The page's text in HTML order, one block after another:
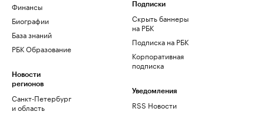
Финансы
Биографии
База знаний
РБК Образование
Новости
регионов
Санкт-Петербург
и область
Подписки
Скрыть баннеры
на РБК
Подписка на РБК
Корпоративная
подписка
Уведомления
RSS Новости